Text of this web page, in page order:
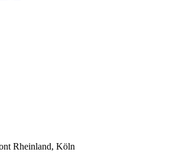
Rheinland, Köln